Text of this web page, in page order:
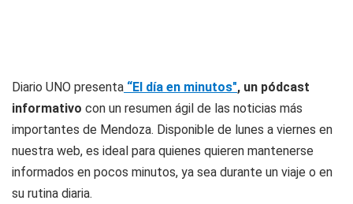
Diario UNO presenta “El día en minutos", un pódcast
informativo con un resumen ágil de las noticias más
importantes de Mendoza. Disponible de lunes a viernes en
nuestra web, es ideal para quienes quieren mantenerse
informados en pocos minutos, ya sea durante un viaje o en
su rutina diaria.